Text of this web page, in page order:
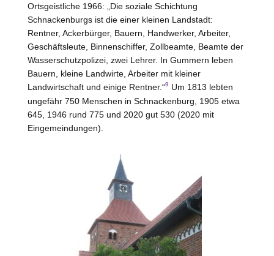
Ortsgeistliche 1966: „Die soziale Schichtung
Schnackenburgs ist die einer kleinen Landstadt:
Rentner, Ackerbürger, Bauern, Handwerker, Arbeiter,
Geschäftsleute, Binnenschiffer, Zollbeamte, Beamte der
Wasserschutzpolizei, zwei Lehrer. In Gummern leben
Bauern, kleine Landwirte, Arbeiter mit kleiner
Landwirtschaft und einige Rentner.“9 Um 1813 lebten
ungefähr 750 Menschen in Schnackenburg, 1905 etwa
645, 1946 rund 775 und 2020 gut 530 (2020 mit
Eingemeindungen).